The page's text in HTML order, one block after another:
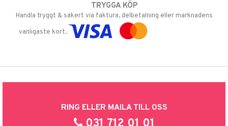
TRYGGA KÖP
Handla tryggt & säkert via faktura, delbetalning eller marknadens
vanligaste kort.
RING ELLER MAILA TILL OSS